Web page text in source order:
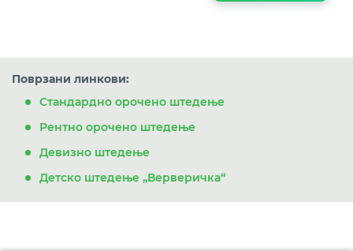
Поврзани линкови:
Стандардно орочено штедење
Рентно орочено штедење
Девизно штедење
Детско штедење „Верверичка“